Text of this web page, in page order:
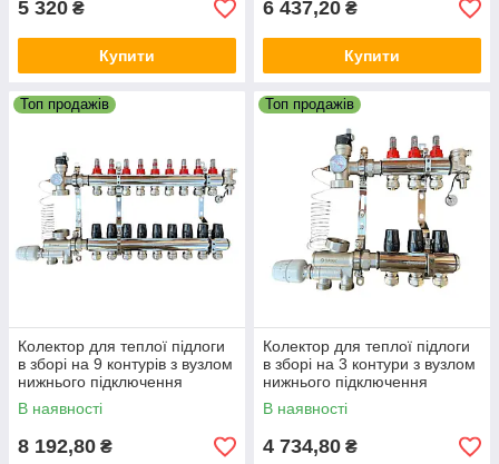
5 320 ₴
Купити
6 437,20 ₴
Купити
Топ продажів
Колектор для теплої підлоги
в зборі на 9 контурів з вузлом
нижнього підключення
(латунний), «DJOUL»
Туреччина
В наявності
8 192,80 ₴
Топ продажів
Колектор для теплої підлоги
в зборі на 3 контури з вузлом
нижнього підключення
(латунний), «DJOUL»
Туреччина
В наявності
4 734,80 ₴